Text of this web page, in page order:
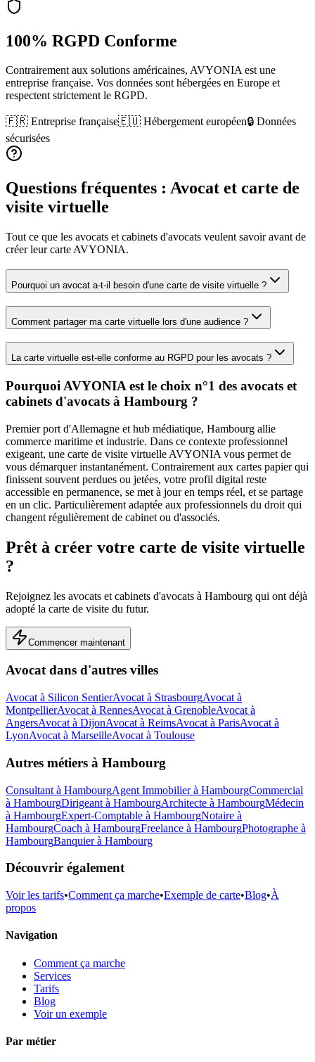
100% RGPD Conforme
Contrairement aux solutions américaines, AVYONIA est une
entreprise française. Vos données sont hébergées en Europe et
respectent strictement le RGPD.
🇫🇷 Entreprise française🇪🇺 Hébergement européen🔒 Données
sécurisées
Questions fréquentes : Avocat et carte de
visite virtuelle
Tout ce que les avocats et cabinets d'avocats veulent savoir avant de
créer leur carte AVYONIA.
Pourquoi un avocat a-t-il besoin d'une carte de visite virtuelle ?
Comment partager ma carte virtuelle lors d'une audience ?
La carte virtuelle est-elle conforme au RGPD pour les avocats ?
Pourquoi AVYONIA est le choix n°1 des avocats et
cabinets d'avocats à Hambourg ?
Premier port d'Allemagne et hub médiatique, Hambourg allie
commerce maritime et industrie. Dans ce contexte professionnel
exigeant, une carte de visite virtuelle AVYONIA vous permet de
vous démarquer instantanément. Contrairement aux cartes papier qui
finissent souvent perdues ou jetées, votre profil digital reste
accessible en permanence, se met à jour en temps réel, et se partage
en un clic. Particulièrement adaptée aux professionnels du droit qui
changent régulièrement de cabinet ou d'associés.
Prêt à créer votre carte de visite virtuelle
?
Rejoignez les avocats et cabinets d'avocats à Hambourg qui ont déjà
adopté la carte de visite du futur.
Commencer maintenant
Avocatdans d'autres villes
Avocat à Silicon SentierAvocat à StrasbourgAvocat à
MontpellierAvocat à RennesAvocat à GrenobleAvocat à
AngersAvocat à DijonAvocat à ReimsAvocat à ParisAvocat à
LyonAvocat à MarseilleAvocat à Toulouse
Autres métiers à Hambourg
Consultant à HambourgAgent Immobilierà HambourgCommercial
à HambourgDirigeant à HambourgArchitecte à HambourgMédecin
à HambourgExpert-Comptable à HambourgNotaire à
HambourgCoach à HambourgFreelance à HambourgPhotographe à
HambourgBanquierà Hambourg
Découvrir également
Voir les tarifs•Comment ça marche•Exemple de carte•Blog•À
propos
Navigation
Comment ça marche
Services
Tarifs
Blog
Voir un exemple
Par métier